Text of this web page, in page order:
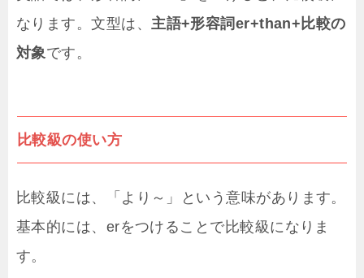
なります。文型は、主語+形容詞er+than+比較の
対象です。
比較級の使い方
比較級には、「より～」という意味があります。
基本的には、erをつけることで比較級になりま
す。